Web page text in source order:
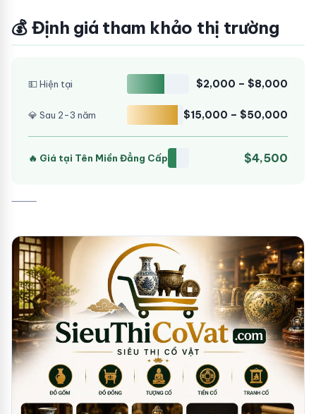
💰 Định giá tham khảo thị trường
💵 Hiện tại $2,000 – $8,000
💎 Sau 2-3 năm $15,000 – $50,000
🔥 Giá tại Tên Miền Đẳng Cấp $4,500
⸻